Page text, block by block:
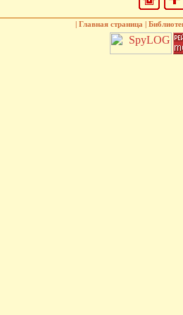
| Главная страница |